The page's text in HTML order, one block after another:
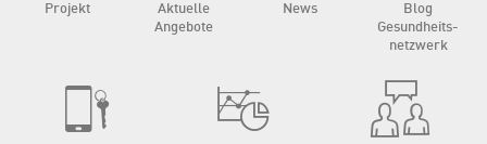
Projekt
Aktuelle
Angebote
News
Blog
Gesundheits­
netzwerk